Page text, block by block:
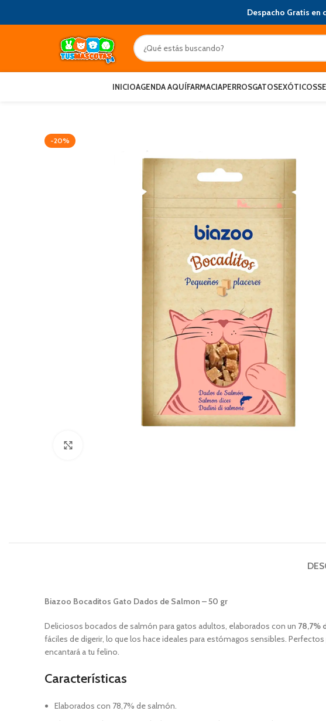
Despacho Gratis
INICIOAGENDA AQUÍFARMACIAPERROSGATOSEXÓTICOS
-20%
Biazoo Bocaditos Gato Dados de Salmon – 50 gr
Deliciosos bocados de salmón para gatos adultos, elaborados con un 78,7%
fáciles de digerir, lo que los hace ideales para estómagos sensibles.
encantará a tu felino.
Características
Elaborados con 78,7% de salmón.